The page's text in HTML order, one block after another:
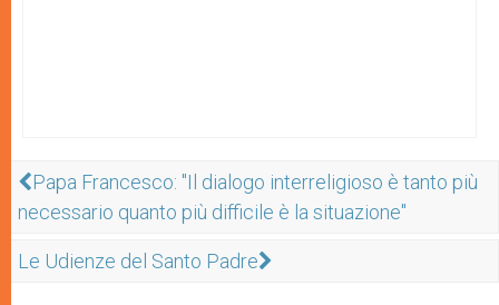
Papa Francesco: "Il dialogo interreligioso è tanto più
necessario quanto più difficile è la situazione"
Le Udienze del Santo Padre